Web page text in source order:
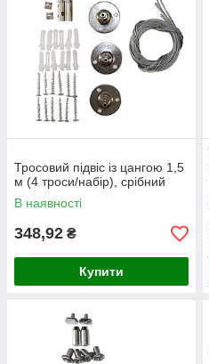
Тросовий підвіс із цангою 1,5
м (4 троси/набір), срібний
В наявності
348,92 ₴
Купити